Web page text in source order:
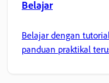
Belajar
Belajar dengan
panduan praktikal